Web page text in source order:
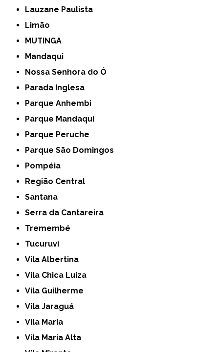
Lauzane Paulista
Limão
MUTINGA
Mandaqui
Nossa Senhora do Ó
Parada Inglesa
Parque Anhembi
Parque Mandaqui
Parque Peruche
Parque São Domingos
Pompéia
Região Central
Santana
Serra da Cantareira
Tremembé
Tucuruvi
Vila Albertina
Vila Chica Luíza
Vila Guilherme
Vila Jaraguá
Vila Maria
Vila Maria Alta